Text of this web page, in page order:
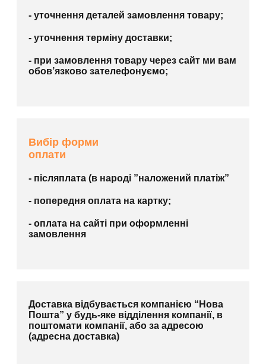
- уточнення деталей замовлення товару;
- уточнення терміну доставки;
- при замовлення товару через сайт ми вам
обов’язково зателефонуємо;
Вибір форми
оплати
- післяплата (в народі ”наложений платіж”
- попередня оплата на картку;
- оплата на сайті при оформленні
замовлення
Доставка відбувається компанією “Нова
Пошта” у будь-яке відділення компанії, в
поштомати компанії, або за адресою
(адресна доставка)